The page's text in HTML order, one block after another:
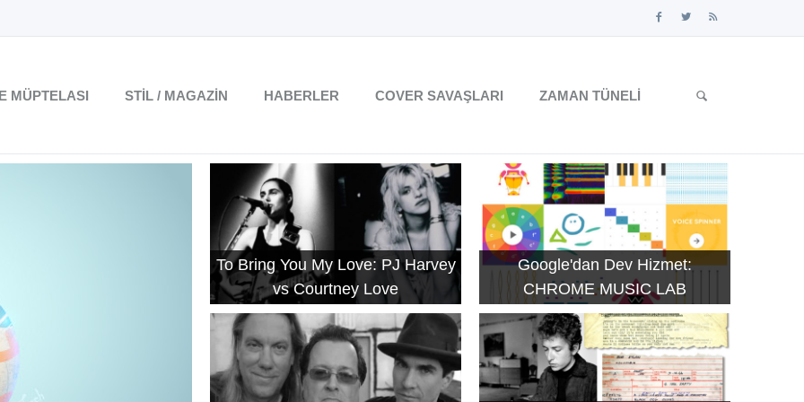
MÜPTELASI STIL / MAGAZIN HABERLER COVER SAVAŞLARI ZAMAN TÜNELI
To Bring You My Love: PJ Harvey
vs Courtney Love
Google'dan Dev Hizmet:
CHROME MUSIC LAB